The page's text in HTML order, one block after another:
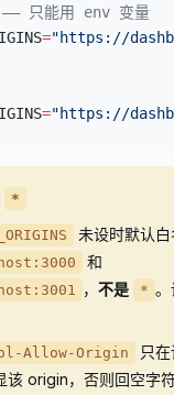
只能用 env 变量
="https://
="https://
*
未设时默认
和
， 不是 * 。
Allow-Origin 只
该 origin，否则回空字